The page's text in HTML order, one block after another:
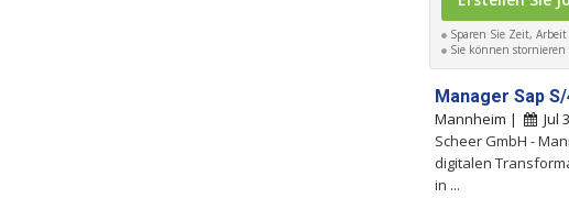
Sparen Sie Zeit,
Sie können
Manager Sap
Mannheim | Jul
Scheer GmbH -
digitalen
in ...